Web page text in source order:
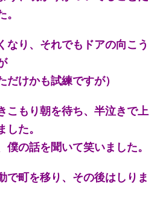
なり、それでもドアの向こう
だけかも試練ですが）
こもり朝を待ち、半泣きで上
た。
僕の話を聞いて笑いました。
で町を移り、その後はしりま